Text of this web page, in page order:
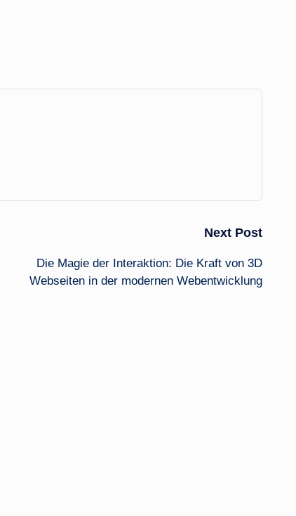
Next Post
Die Magie der Interaktion: Die Kraft von 3D
Webseiten in der modernen Webentwicklung